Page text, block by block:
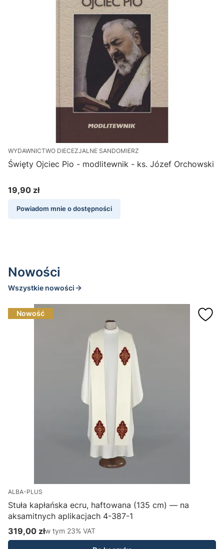
WYDAWNICTWO DIECEZJALNE SANDOMIERZ
Święty Ojciec Pio - modlitewnik - ks. Józef Orchowski
Cena
19,90 zł
Powiadom mnie o dostępności
Nowości
Wszystkie nowości
Nowość
ALBA-PLUS
Stuła kapłańska ecru, haftowana (135 cm) — na
aksamitnych aplikacjach 4-387-1
Cena brutto
319,00 złw tym %s VAT
w tym 23% VAT